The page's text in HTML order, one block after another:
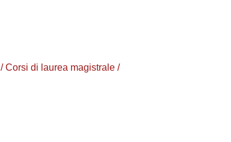
Corsi di laurea magistrale /